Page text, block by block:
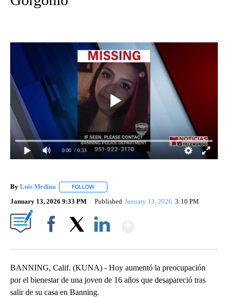
0:00 / 0:33
By Luis Medina FOLLOW
January 13, 2026 9:33 PM Published January 13, 2026 3:10 PM
BANNING, Calif. (KUNA) - Hoy aumentó la preocupación
por el bienestar de una joven de 16 años que desapareció tras
salir de su casa en Banning.